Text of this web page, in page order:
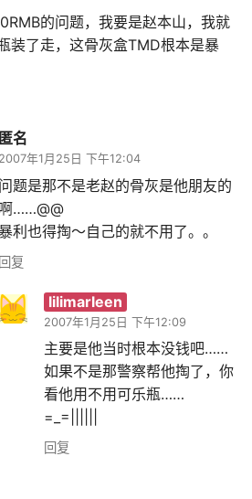
的问题，我要是赵本山，我就
装了走，这骨灰盒TMD根本是暴
匿名
2007年1月25日 下午12:04
问题是那不是老赵的骨灰是他朋友的
啊……@@
利也得掏～自己的就不用了。。
回复
lilimarleen
2007年1月25日 下午12:09
主要是他当时根本没钱吧……
如果不是那警察帮他掏了，你
看他用不用可乐瓶……
=_=||||||
回复